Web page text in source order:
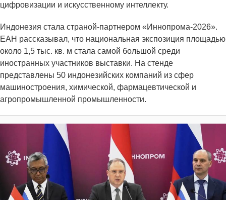
цифровизации и искусственному интеллекту.
Индонезия стала страной-партнером «Иннопрома-2026».
ЕАН рассказывал, что национальная экспозиция площадью
около 1,5 тыс. кв. м стала самой большой среди
иностранных участников выставки. На стенде
представлены 50 индонезийских компаний из сфер
машиностроения, химической, фармацевтической и
агропромышленной промышленности.